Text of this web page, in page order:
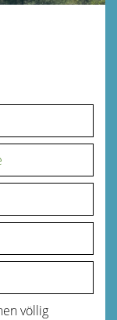
völlig